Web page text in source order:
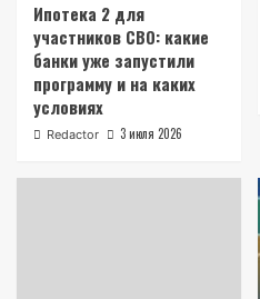
Ипотека 2 для
участников СВО: какие
банки уже запустили
программу и на каких
условиях
Redactor 3 июля 2026